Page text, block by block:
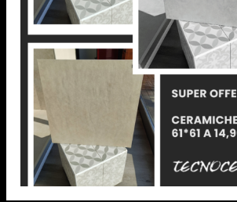
CONTATTI
Scegli noi per una consulenza
personalizzata, dal progetto fino
24/02/2025